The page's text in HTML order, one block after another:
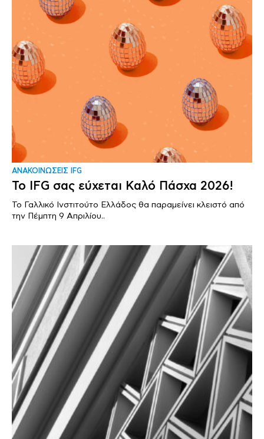
ΑΝΑΚΟΙΝΩΣΕΙΣ IFG
Το IFG σας εύχεται Καλό Πάσχα 2026!
Το Γαλλικό Ινστιτούτο Ελλάδος θα παραμείνει κλειστό από
την Πέμπτη 9 Απριλίου..